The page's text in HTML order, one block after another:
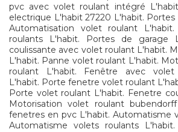
pvc avec volet roulant intégré
electrique L'habit 27220 L'habit.
Automatisation volet roulant
roulants L'habit. Portes de garage
coulissante avec volet roulant L'habit.
L'habit. Panne volet roulant L'habit.
roulant L'habit. Fenêtre avec volet
L'habit. Porte fenetre volet roulant
Porte volet roulant L'habit. Fenetre
Motorisation volet roulant
fenetres en pvc L'habit. Automatisme
Automatisme volets roulants